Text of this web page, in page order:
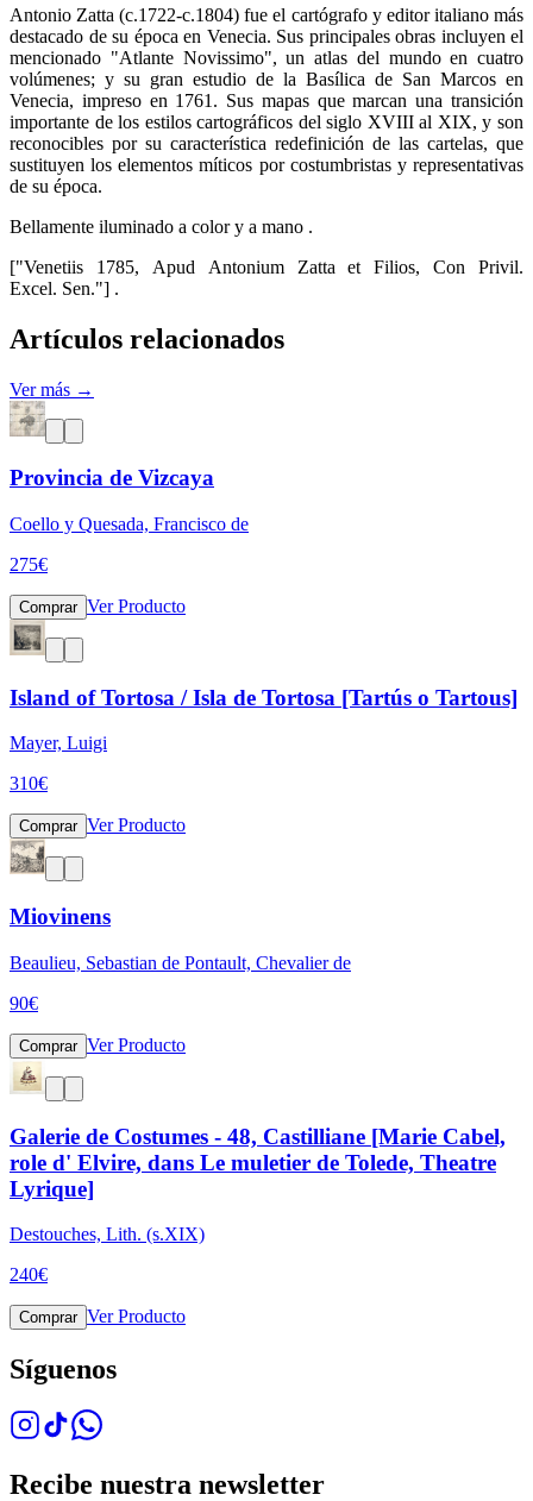
Antonio Zatta (c.1722-c.1804) fue el cartógrafo y editor italiano más
destacado de su época en Venecia. Sus principales obras incluyen el
mencionado "Atlante Novissimo", un atlas del mundo en cuatro
volúmenes; y su gran estudio de la Basílica de San Marcos en
Venecia, impreso en 1761. Sus mapas que marcan una transición
importante de los estilos cartográficos del siglo XVIII al XIX, y son
reconocibles por su característica redefinición de las cartelas, que
sustituyen los elementos míticos por costumbristas y representativas
de su época.
Bellamente iluminado a color y a mano .
["Venetiis 1785, Apud Antonium Zatta et Filios, Con Privil.
Excel. Sen."] .
Artículos relacionados
Ver más →
Provincia de Vizcaya
Coello y Quesada, Francisco de
275€
Comprar Ver Producto
Island of Tortosa / Isla de Tortosa [Tartús o Tartous]
Mayer, Luigi
310€
Comprar Ver Producto
Miovinens
Beaulieu, Sebastian de Pontault, Chevalier de
90€
Comprar Ver Producto
Galerie de Costumes - 48, Castilliane [Marie Cabel,
role d' Elvire, dans Le muletier de Tolede, Theatre
Lyrique]
Destouches, Lith. (s.XIX)
240€
Comprar Ver Producto
Síguenos
Recibe nuestra newsletter